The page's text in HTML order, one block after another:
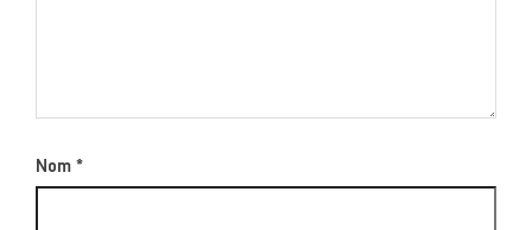
Nom *